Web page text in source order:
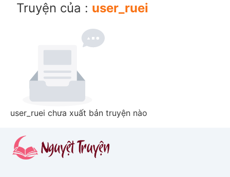
Truyện của : user_ruei
user_ruei chưa xuất bản truyện nào